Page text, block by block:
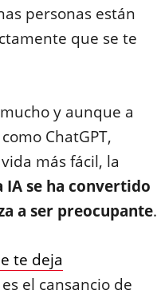
personas están
que se te
y aunque a
ChatGPT,
más fácil, la
IA se ha convertido
a ser preocupante.
te deja
el cansancio de